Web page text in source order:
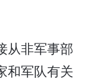
从非军事部
和军队有关